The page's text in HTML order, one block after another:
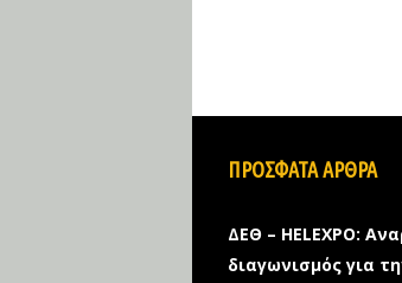
ΠΡΟΣΦΑΤΑ ΑΡΘΡΑ
ΔΕΘ – HELEXPO:
διαγωνισμός για